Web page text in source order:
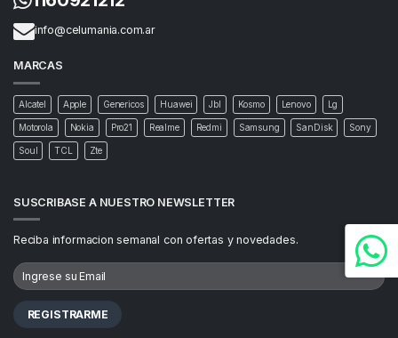
info@celumania.com.ar
MARCAS
Alcatel Apple Genericos Huawei Jbl Kosmo Lenovo Lg
Motorola Nokia Pro21 Realme Redmi Samsung SanDisk Sony
Soul TCL Zte
SUSCRIBASE A NUESTRO NEWSLETTER
Reciba informacion semanal con ofertas y novedades.